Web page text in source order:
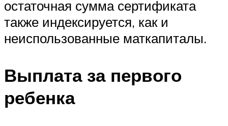
остаточная сумма сертификата
также индексируется, как и
неиспользованные маткапиталы.
Выплата за первого
ребенка